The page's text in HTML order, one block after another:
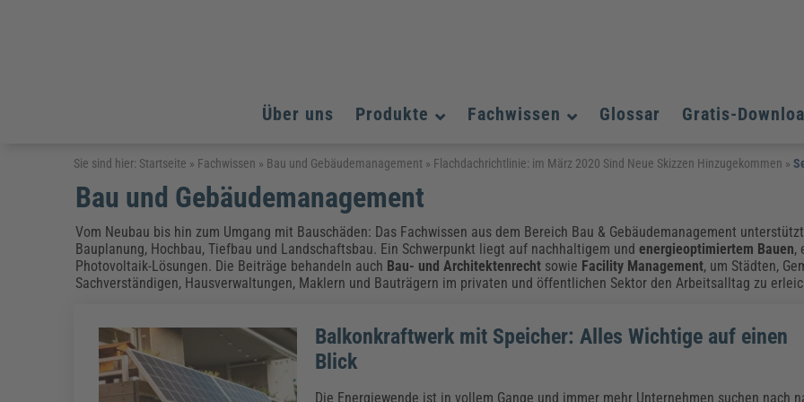
Über uns Produkte
Arbeitsschutz
Fachpublikationen & Arbeitshilfen
Arbeitssicherheit & Gesundheitsschutz Aushangpflichtige Gesetze & Vorschriften
Brandschutz
Chemikalen & Gefahrstoffe
Arbeitsschutz & Brandschutz Gefahrstoffe & REACH
Assistenz und Office-Management
Weiterbildungen (AKADEMIE HERKERT)
Assistenz & Office-Management
Baurecht & Architektenrecht Bauausführung
Energieoptimiertes & klimaneutrales Bauen
Immobilienwirtschaft
Bau, Immobilien & Gebäudemanagement
Bildung und Erziehung
Fachpublikationen & Arbeitshilfen
Datenschutz und IT-Sicherheit
Fachpublikationen & Arbeitshilfen
Datenschutz & IT-Sicherheit
Elektrosicherheit & Elektrotechnik
Energie und Umwelt
Fachpublikationen & Arbeitshilfen
Weiterbildungen (AKADEMIE HERKERT)
Führung und Management
Weiterbildungen (AKADEMIE HERKERT)
Fachwissen
Arbeitsschutz Assistenz und Office-Management
Bildung und Erziehung
Energie und Umwelt
Führung und Management
Kommunales
Künstliche Intelligenz
Glossar Gratis-
Arbeitsschutz Assistenz und Office-Management
Bildung und Erziehung
Energie und Umwelt
Führung und Management
Kommunales
Künstliche Intelligenz
Sie sind hier: Startseite » Fachwissen » Bau und Gebäudemanagement » Flachdachrichtlinie: im März 2020 Sind Neue Skizzen Hinzugekommen »
Bau und Gebäudemanagement
Vom Neubau bis hin zum Umgang mit Bauschäden: Das Fachwissen aus dem Bereich Bau & Gebäudemanagement
Bauplanung, Hochbau, Tiefbau und Landschaftsbau. Ein Schwerpunkt liegt auf nachhaltigem undenergieoptimiertem Bauen,
Photovoltaik-Lösungen. Die Beiträge behandeln auch Bau- und Architektenrecht sowie Facility Management, um Städten,
Sachverständigen, Hausverwaltungen, Maklern und Bauträgern im privaten und öffentlichen Sektor den Arbeitsalltag zu
Balkonkraftwerk mit Speicher: Alles Wichtige auf einen
Blick
Die Energiewende ist in vollem Gange und immer mehr Unternehmen suchen nach